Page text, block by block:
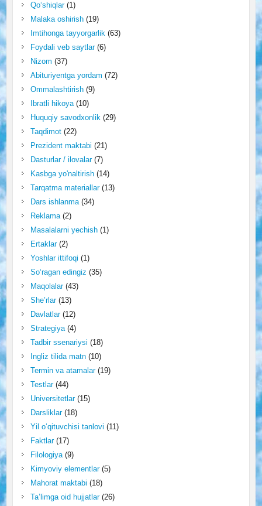
Qo‘shiqlar(1)
Malaka oshirish(19)
Imtihonga tayyorgarlik(63)
Foydali veb saytlar(6)
Nizom (37)
Abituriyentga yordam (72)
Ommalashtirish(9)
Ibratli hikoya(10)
Huquqiy savodxonlik(29)
Taqdimot(22)
Prezident maktabi (21)
Dasturlar / ilovalar(7)
Kasbga yo'naltirish(14)
Tarqatma materiallar(13)
Dars ishlanma(34)
Reklama(2)
Masalalarni yechish(1)
Ertaklar(2)
Yoshlar ittifoqi (1)
So‘ragan edingiz (35)
Maqolalar(43)
She’rlar(13)
Davlatlar(12)
Strategiya(4)
Tadbir ssenariysi (18)
Ingliz tilida matn(10)
Termin va atamalar(19)
Testlar(44)
Universitetlar(15)
Darsliklar(18)
Yil o‘qituvchisi tanlovi (11)
Faktlar(17)
Filologiya(9)
Kimyoviy elementlar(5)
Mahorat maktabi (18)
Ta’limga oid hujjatlar(26)